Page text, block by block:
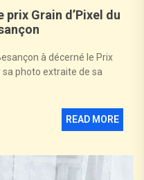
Grain d’Pixel du
à décerné le Prix
sa photo extraite de sa
READ MORE